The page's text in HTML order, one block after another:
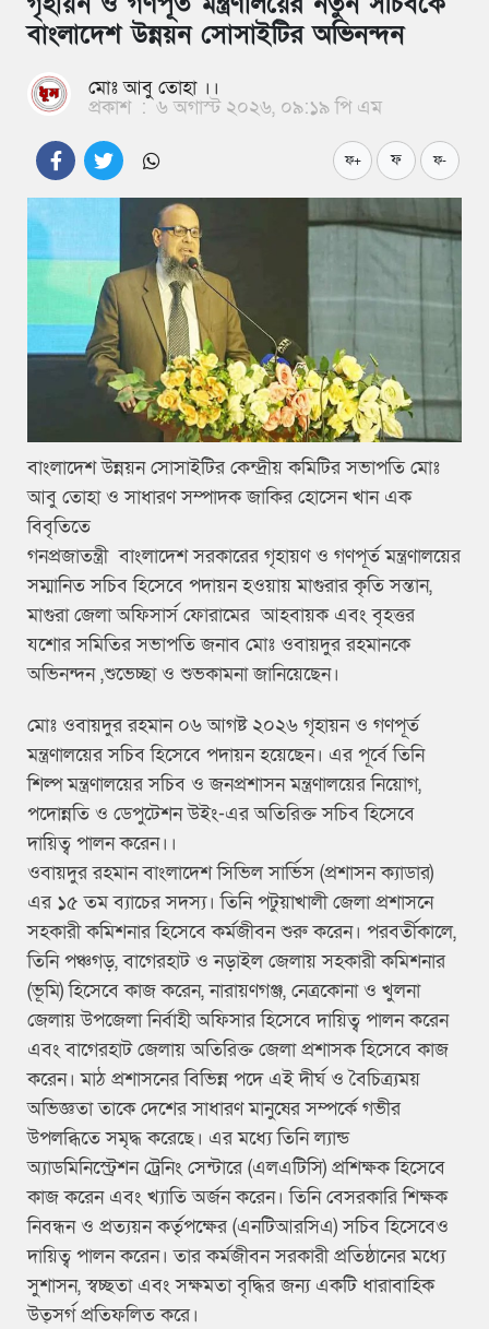
বাংলাদেশ উন্নয়ন সোসাইটির অভিনন্দন
মোঃ আবু তোহা ।।
প্রকাশ : ৬ অগাস্ট ২০২৬, ০৯:১৯ পি এম
ফ+ ফ ফ-
বাংলাদেশ উন্নয়ন সোসাইটির কেন্দ্রীয় কমিটির সভাপতি মোঃ
আবু তোহা ও সাধারণ সম্পাদক জাকির হোসেন খান এক
বিবৃতিতে
গনপ্রজাতন্ত্রী বাংলাদেশ সরকারের গৃহায়ণ ও গণপূর্ত মন্ত্রণালয়ের
সম্মানিত সচিব হিসেবে পদায়ন হওয়ায় মাগুরার কৃতি সন্তান,
মাগুরা জেলা অফিসার্স ফোরামের আহবায়ক এবং বৃহত্তর
যশোর সমিতির সভাপতি জনাব মোঃ ওবায়দুর রহমানকে
অভিনন্দন ,শুভেচ্ছা ও শুভকামনা জানিয়েছেন।
মোঃ ওবায়দুর রহমান ০৬ আগষ্ট ২০২৬ গৃহায়ন ও গণপূর্ত
মন্ত্রণালয়ের সচিব হিসেবে পদায়ন হয়েছেন। এর পূর্বে তিনি
শিল্প মন্ত্রণালয়ের সচিব ও জনপ্রশাসন মন্ত্রণালয়ের নিয়োগ,
পদোন্নতি ও ডেপুটেশন উইং-এর অতিরিক্ত সচিব হিসেবে
দায়িত্ব পালন করেন।।
ওবায়দুর রহমান বাংলাদেশ সিভিল সার্ভিস (প্রশাসন ক্যাডার)
এর ১৫ তম ব্যাচের সদস্য। তিনি পটুয়াখালী জেলা প্রশাসনে
সহকারী কমিশনার হিসেবে কর্মজীবন শুরু করেন। পরবর্তীকালে,
তিনি পঞ্চগড়, বাগেরহাট ও নড়াইল জেলায় সহকারী কমিশনার
(ভূমি) হিসেবে কাজ করেন, নারায়ণগঞ্জ, নেত্রকোনা ও খুলনা
জেলায় উপজেলা নির্বাহী অফিসার হিসেবে দায়িত্ব পালন করেন
এবং বাগেরহাট জেলায় অতিরিক্ত জেলা প্রশাসক হিসেবে কাজ
করেন। মাঠ প্রশাসনের বিভিন্ন পদে এই দীর্ঘ ও বৈচিত্র্যময়
অভিজ্ঞতা তাকে দেশের সাধারণ মানুষের সম্পর্কে গভীর
উপলব্ধিতে সমৃদ্ধ করেছে। এর মধ্যে তিনি ল্যান্ড
অ্যাডমিনিস্ট্রেশন ট্রেনিং সেন্টারে (এলএটিসি) প্রশিক্ষক হিসেবে
কাজ করেন এবং খ্যাতি অর্জন করেন। তিনি বেসরকারি শিক্ষক
নিবন্ধন ও প্রত্যয়ন কর্তৃপক্ষের (এনটিআরসিএ) সচিব হিসেবেও
দায়িত্ব পালন করেন। তার কর্মজীবন সরকারী প্রতিষ্ঠানের মধ্যে
সুশাসন, স্বচ্ছতা এবং সক্ষমতা বৃদ্ধির জন্য একটি ধারাবাহিক
উত্সর্গ প্রতিফলিত করে।